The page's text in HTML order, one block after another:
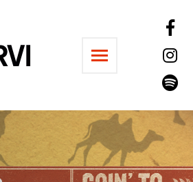
Ravintola Torvi